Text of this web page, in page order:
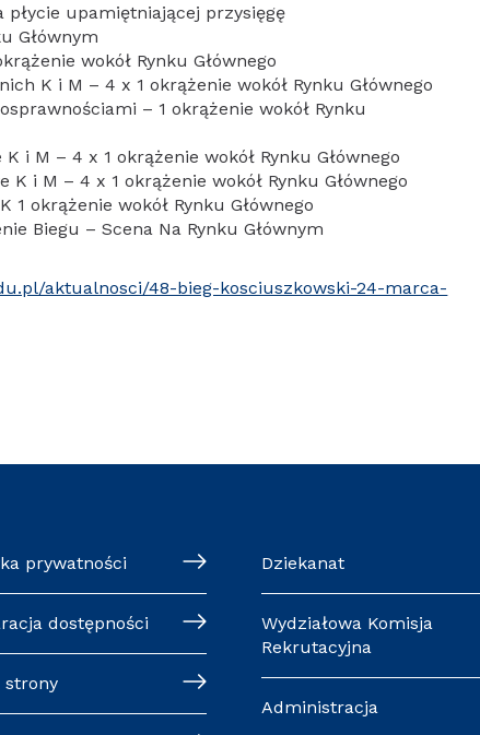
płycie upamiętniającej przysięgę
Głównym
wokół Rynku Głównego
M – 4 x 1 okrążenie wokół Rynku Głównego
– 1 okrążenie wokół Rynku
i M – 4 x 1 okrążenie wokół Rynku Głównego
4 x 1 okrążenie wokół Rynku Głównego
1 okrążenie wokół Rynku Głównego
Biegu – Scena Na Rynku Głównym
aktualnosci/48-bieg-kosciuszkowski-24-marca-
prywatności
dostępności
strony
Dziekanat
Wydziałowa Komisja
Rekrutacyjna
Administracja